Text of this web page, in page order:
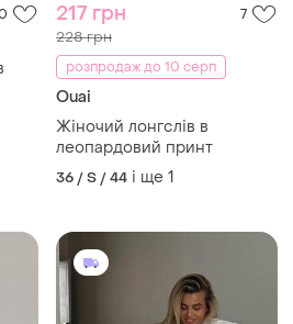
Жіночий лонгслів в
леопардовий принт
36 / S / 44 і ще 1